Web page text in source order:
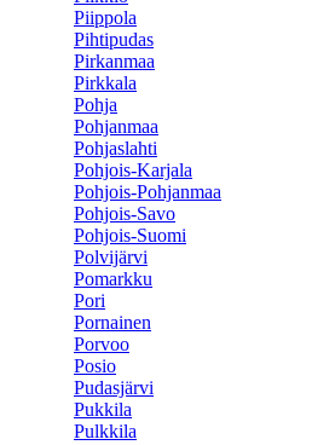
Piippola
Pihtipudas
Pirkanmaa
Pirkkala
Pohja
Pohjanmaa
Pohjaslahti
Pohjois-Karjala
Pohjois-Pohjanmaa
Pohjois-Savo
Pohjois-Suomi
Polvijärvi
Pomarkku
Pori
Pornainen
Porvoo
Posio
Pudasjärvi
Pukkila
Pulkkila